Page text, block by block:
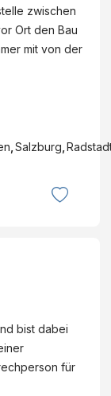
zwischen
Ort den Bau
mit von der
Salzburg
bist dabei
für